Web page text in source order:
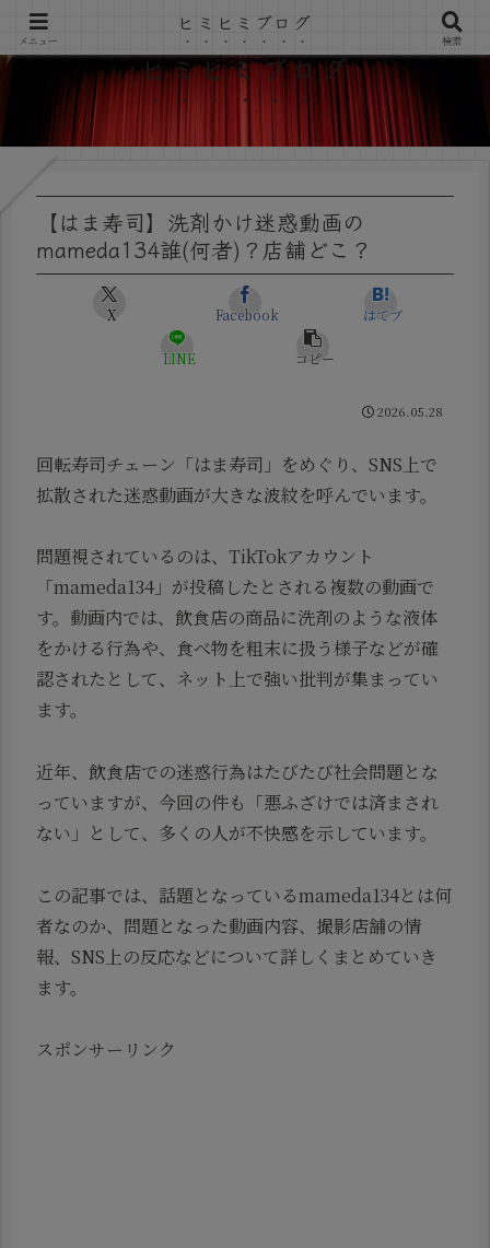
ヒミヒミブログ
【はま寿司】洗剤かけ迷惑動画の
mameda134誰(何者)？店舗どこ？
X Facebook はてブ
LINE コピー
2026.05.28
回転寿司チェーン「はま寿司」をめぐり、SNS上で
拡散された迷惑動画が大きな波紋を呼んでいます。
問題視されているのは、TikTokアカウント
「mameda134」が投稿したとされる複数の動画で
す。動画内では、飲食店の商品に洗剤のような液体
をかける行為や、食べ物を粗末に扱う様子などが確
認されたとして、ネット上で強い批判が集まってい
ます。
近年、飲食店での迷惑行為はたびたび社会問題とな
っていますが、今回の件も「悪ふざけでは済まされ
ない」として、多くの人が不快感を示しています。
この記事では、話題となっているmameda134とは何
者なのか、問題となった動画内容、撮影店舗の情
報、SNS上の反応などについて詳しくまとめていき
ます。
スポンサーリンク
メニュー
ヒミヒミブログ
検索